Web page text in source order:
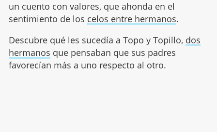
un cuento con valores, que ahonda en el
sentimiento de los celos entre hermanos.
Descubre qué les sucedía a Topo y Topillo, dos
hermanos que pensaban que sus padres
favorecían más a uno respecto al otro.